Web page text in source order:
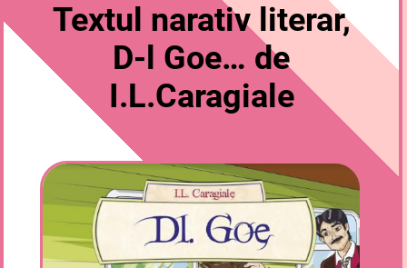
Textul narativ literar,
D-l Goe… de
I.L.Caragiale